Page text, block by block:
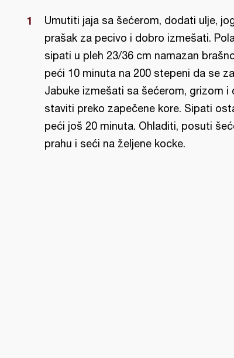
Umutiti jaja sa šećerom, dodati ulje,
prašak za pecivo i dobro izmešati.
sipati u pleh 23/36 cm namazan
peći 10 minuta na 200 stepeni da se
Jabuke izmešati sa šećerom, grizom i
staviti preko zapečene kore. Sipati
peći još 20 minuta. Ohladiti, posuti
prahu i seći na željene kocke.